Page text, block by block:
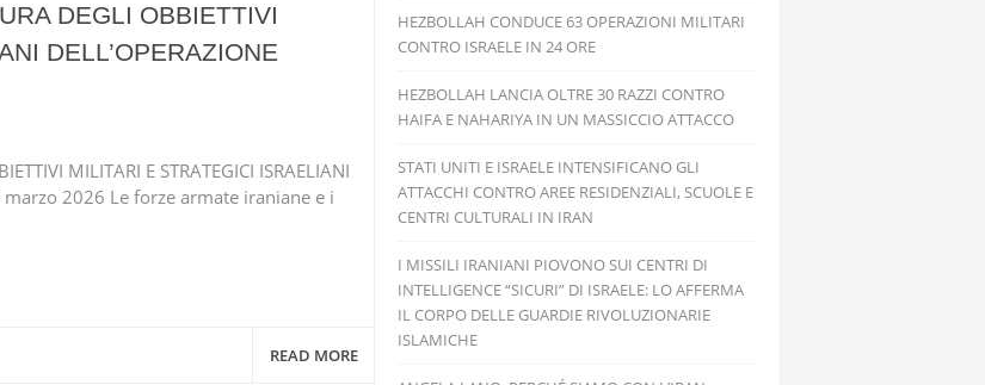
DEGLI OBBIETTIVI
DELL’OPERAZIONE
MILITARI E STRATEGICI ISRAELIANI
marzo 2026 Le forze armate iraniane e i
READ MORE
HEZBOLLAH CONDUCE 63 OPERAZIONI MILITARI
CONTRO ISRAELE IN 24 ORE
HEZBOLLAH LANCIA OLTRE 30 RAZZI CONTRO
HAIFA E NAHARIYA IN UN MASSICCIO ATTACCO
STATI UNITI E ISRAELE INTENSIFICANO GLI
ATTACCHI CONTRO AREE RESIDENZIALI, SCUOLE E
CENTRI CULTURALI IN IRAN
I MISSILI IRANIANI PIOVONO SUI CENTRI DI
INTELLIGENCE “SICURI” DI ISRAELE: LO AFFERMA
IL CORPO DELLE GUARDIE RIVOLUZIONARIE
ISLAMICHE